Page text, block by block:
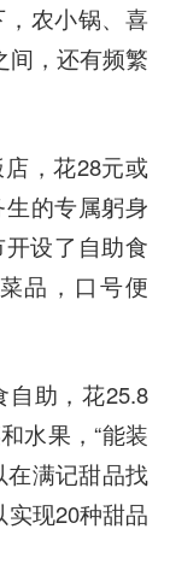
农小锅、喜
间，还有频繁
，花28元或
的专属躬身
设了自助食
品，口号便
助，花25.8
水果，“能装
在满记甜品找
现20种甜品